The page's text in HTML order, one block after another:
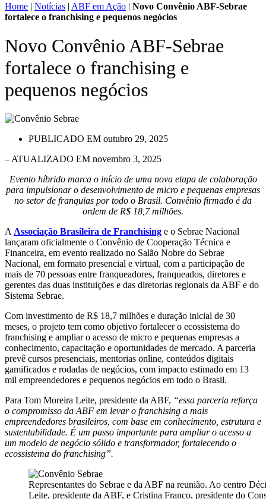
Home | Notícias | ABF em Ação | Novo Convênio ABF-Sebrae
fortalece o franchising e pequenos negócios
Novo Convênio ABF-Sebrae
fortalece o franchising e
pequenos negócios
PUBLICADO EM outubro 29, 2025
– ATUALIZADO EM novembro 3, 2025
Evento híbrido marca o início de uma nova etapa de colaboração
para impulsionar o desenvolvimento de micro e pequenas empresas
no setor de franquias por todo o Brasil. Convênio firmado é da
ordem de R$ 18,7 milhões.
A Associação Brasileira de Franchising e o Sebrae Nacional
lançaram oficialmente o Convênio de Cooperação Técnica e
Financeira, em evento realizado no Salão Nobre do Sebrae
Nacional, em formato presencial e virtual, com a participação de
mais de 70 pessoas entre franqueadores, franqueados, diretores e
gerentes das duas instituições e das diretorias regionais da ABF e do
Sistema Sebrae.
Com investimento de R$ 18,7 milhões e duração inicial de 30
meses, o projeto tem como objetivo fortalecer o ecossistema do
franchising e ampliar o acesso de micro e pequenas empresas a
conhecimento, capacitação e oportunidades de mercado. A parceria
prevê cursos presenciais, mentorias online, conteúdos digitais
gamificados e rodadas de negócios, com impacto estimado em 13
mil empreendedores e pequenos negócios em todo o Brasil.
Para Tom Moreira Leite, presidente da ABF, “essa parceria reforça
o compromisso da ABF em levar o franchising a mais
empreendedores brasileiros, com base em conhecimento, estrutura e
sustentabilidade. É um passo importante para ampliar o acesso a
um modelo de negócio sólido e transformador, fortalecendo o
ecossistema do franchising”.
Representantes do Sebrae e da ABF na reunião. Ao centro
Leite, presidente da ABF, e Cristina Franco, presidente do